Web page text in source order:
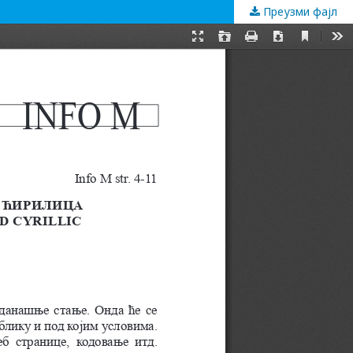
Преузми фајл